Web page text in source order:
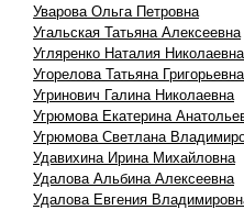
Уварова Ольга Петровна
Угальская Татьяна Алексеевна
Угляренко Наталия Николаевна
Угорелова Татьяна Григорьевна
Угринович Галина Николаевна
Угрюмова Екатерина
Угрюмова Светлана
Удавихина Ирина Михайловна
Удалова Альбина Алексеевна
Удалова Евгения